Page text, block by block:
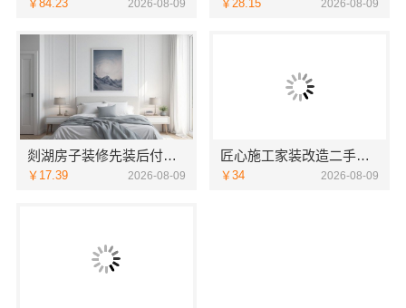
￥84.23 2026-08-09 ￥28.15 2026-08-09
剡湖房子装修先装后付，浙江宜美嘉装饰工程有限公司让您放心
￥17.39 2026-08-09
匠心施工家装改造二手房改造，宁波雅美和居建材科技有限公司
￥34 2026-08-09